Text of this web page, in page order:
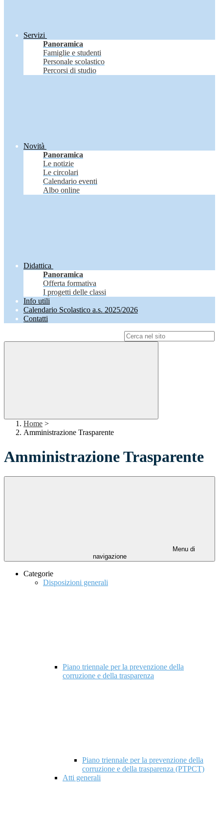
Servizi
Panoramica
Famiglie e studenti
Personale scolastico
Percorsi di studio
Novità
Panoramica
Le notizie
Le circolari
Calendario eventi
Albo online
Didattica
Panoramica
Offerta formativa
I progetti delle classi
Info utili
Calendario Scolastico a.s. 2025/2026
Contatti
Home >
Amministrazione Trasparente
Amministrazione Trasparente
Menu di
navigazione
Categorie
Disposizioni generali
Piano triennale per la prevenzione della
corruzione e della trasparenza
Piano triennale per la prevenzione della
corruzione e della trasparenza (PTPCT)
Atti generali